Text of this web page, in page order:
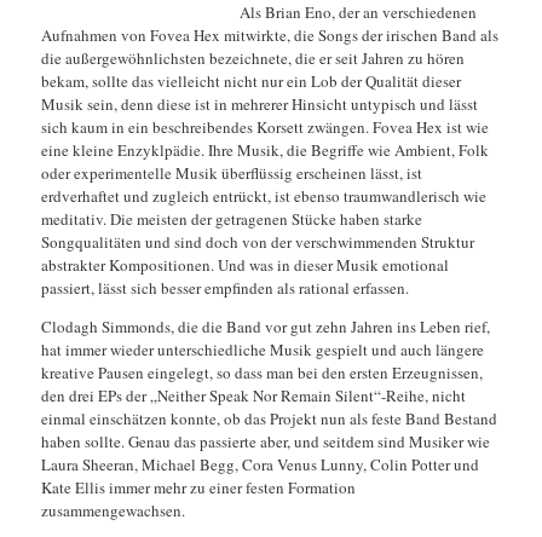
Als Brian Eno, der an verschiedenen
Aufnahmen von Fovea Hex mitwirkte, die Songs der irischen Band als
die außergewöhnlichsten bezeichnete, die er seit Jahren zu hören
bekam, sollte das vielleicht nicht nur ein Lob der Qualität dieser
Musik sein, denn diese ist in mehrerer Hinsicht untypisch und lässt
sich kaum in ein beschreibendes Korsett zwängen. Fovea Hex ist wie
eine kleine Enzyklpädie. Ihre Musik, die Begriffe wieAmbient, Folk
oder experimentelle Musik überflüssig erscheinen lässt, ist
erdverhaftet und zugleich entrückt, ist ebenso traumwandlerisch wie
meditativ. Die meisten der getragenen Stücke haben starke
Songqualitäten und sind doch von der verschwimmenden Struktur
abstrakter Kompositionen. Und was in dieser Musik emotional
passiert, lässt sich besser empfinden als rational erfassen.
Clodagh Simmonds, die die Band vor gut zehn Jahren ins Leben rief,
hat immer wieder unterschiedliche Musik gespielt und auch längere
kreative Pausen eingelegt, so dass man bei den ersten Erzeugnissen,
den drei EPs der „Neither Speak Nor Remain Silent“-Reihe, nicht
einmal einschätzen konnte, ob das Projekt nun als feste Band Bestand
haben sollte. Genau das passierte aber, und seitdem sind Musiker wie
Laura Sheeran, Michael Begg, Cora Venus Lunny, Colin Potter und
Kate Ellis immer mehr zu einer festen Formation
zusammengewachsen.